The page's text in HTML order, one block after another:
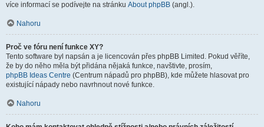
více informací se podívejte na stránku About phpBB (angl.).
Nahoru
Proč ve fóru není funkce XY?
Tento software byl napsán a je licencován přes phpBB Limited. Pokud věříte,
že by do něho měla být přidána nějaká funkce, navštivte, prosím,
phpBB Ideas Centre (Centrum nápadů pro phpBB), kde můžete hlasovat pro
existující nápady nebo navrhnout nové funkce.
Nahoru